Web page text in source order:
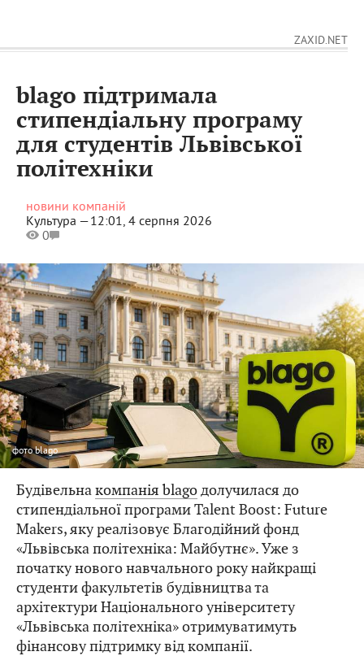
ZAXID.NET
blago підтримала
стипендіальну програму
для студентів Львівської
політехніки
новини компаній
Культура —12:01, 4 серпня 2026
0
фотоblago
Будівельнакомпанія blagoдолучилася до
стипендіальної програми Talent Boost: Future
Makers, яку реалізовує Благодійний фонд
«Львівська політехніка: Майбутнє». Уже з
початку нового навчального року найкращі
студенти факультетів будівництва та
архітектури Національного університету
«Львівська політехніка» отримуватимуть
фінансову підтримку від компанії.